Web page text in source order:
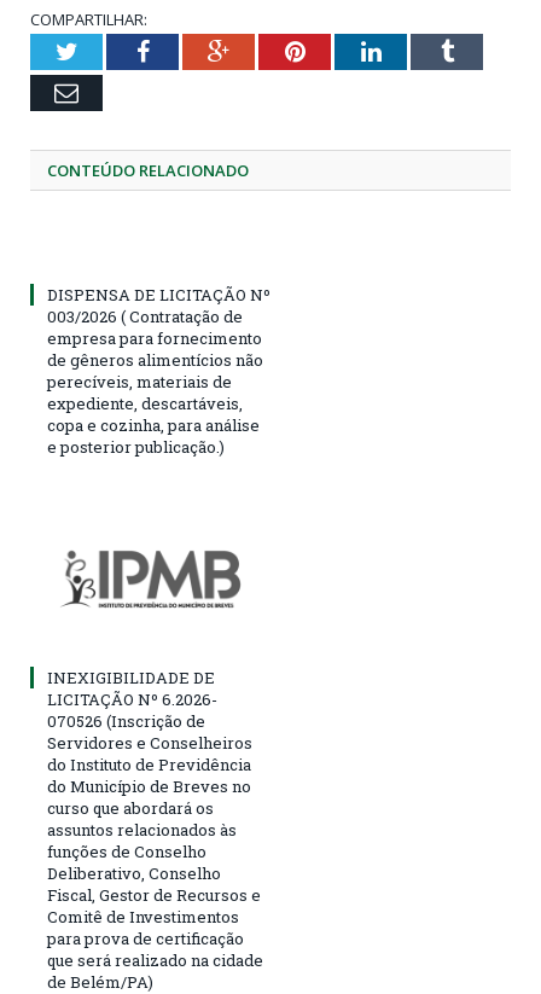
COMPARTILHAR:
TwitterFacebookGoogle+PinterestLinkedInTumblr
Email
CONTEÚDO RELACIONADO
DISPENSA DE LICITAÇÃO Nº
003/2026 ( Contratação de
empresa para fornecimento
de gêneros alimentícios não
perecíveis, materiais de
expediente, descartáveis,
copa e cozinha, para análise
e posterior publicação.)
INEXIGIBILIDADE DE
LICITAÇÃO Nº 6.2026-
070526 (Inscrição de
Servidores e Conselheiros
do Instituto de Previdência
do Município de Breves no
curso que abordará os
assuntos relacionados às
funções de Conselho
Deliberativo, Conselho
Fiscal, Gestor de Recursos e
Comitê de Investimentos
para prova de certificação
que será realizado na cidade
de Belém/PA)